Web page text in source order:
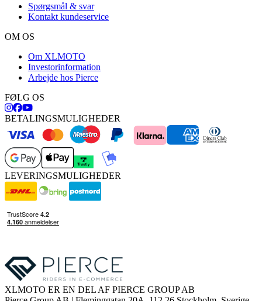
Spørgsmål & svar
Kontakt kundeservice
OM OS
Om XLMOTO
Investorinformation
Arbejde hos Pierce
FØLG OS
BETALINGSMULIGHEDER
LEVERINGSMULIGHEDER
XLMOTO ER EN DEL AF PIERCE GROUP AB